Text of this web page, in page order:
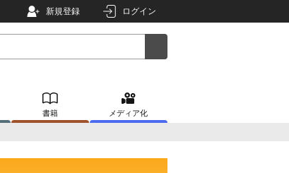
新規登録 ログイン
書籍 メディア化